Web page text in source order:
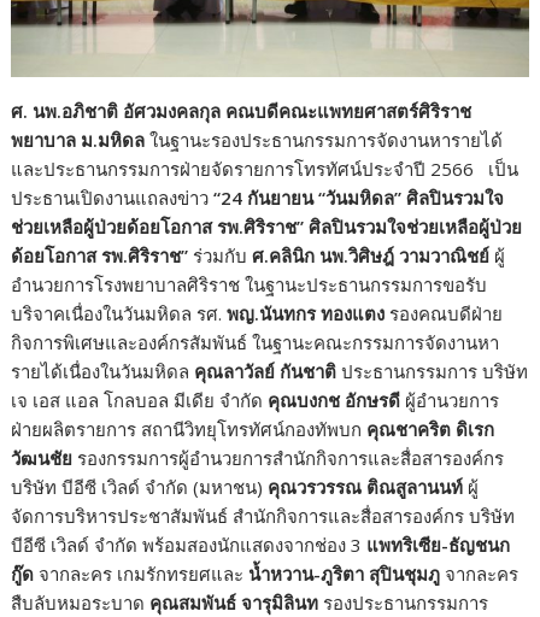
ศ. นพ.อภิชาติ อัศวมงคลกุล คณบดีคณะแพทยศาสตร์ศิริราช
พยาบาล ม.มหิดล ในฐานะรองประธานกรรมการจัดงานหารายได้
และประธานกรรมการฝ่ายจัดรายการโทรทัศน์ประจำปี 2566 เป็น
ประธานเปิดงานแถลงข่าว“24 กันยายน “วันมหิดล” ศิลปินรวมใจ
ช่วยเหลือผู้ป่วยด้อยโอกาส รพ.ศิริราช” ศิลปินรวมใจช่วยเหลือผู้ป่วย
ด้อยโอกาส รพ.ศิริราช” ร่วมกับศ.คลินิก นพ.วิศิษฎ์ วามวาณิชย์ ผู้
อำนวยการโรงพยาบาลศิริราช ในฐานะประธานกรรมการขอรับ
บริจาคเนื่องในวันมหิดล รศ.พญ.นันทกร ทองแตง รองคณบดีฝ่าย
กิจการพิเศษและองค์กรสัมพันธ์ ในฐานะคณะกรรมการจัดงานหา
รายได้เนื่องในวันมหิดล คุณลาวัลย์ กันชาติ ประธานกรรมการ บริษัท
เจ เอส แอล โกลบอล มีเดีย จำกัด คุณบงกช อักษรดี ผู้อำนวยการ
ฝ่ายผลิตรายการ สถานีวิทยุโทรทัศน์กองทัพบก คุณชาคริต ดิเรก
วัฒนชัย รองกรรมการผู้อำนวยการสำนักกิจการและสื่อสารองค์กร
บริษัท บีอีซี เวิลด์ จำกัด (มหาชน) คุณวรวรรณ ติณสูลานนท์ ผู้
จัดการบริหารประชาสัมพันธ์ สำนักกิจการและสื่อสารองค์กร บริษัท
บีอีซี เวิลด์ จำกัด พร้อมสองนักแสดงจากช่อง 3 แพทริเซีย-ธัญชนก
กู๊ด จากละคร เกมรักทรยศและ น้ำหวาน-ภูริตา สุปินชุมภู จากละคร
สืบลับหมอระบาด คุณสมพันธ์ จารุมิลินท รองประธานกรรมการ